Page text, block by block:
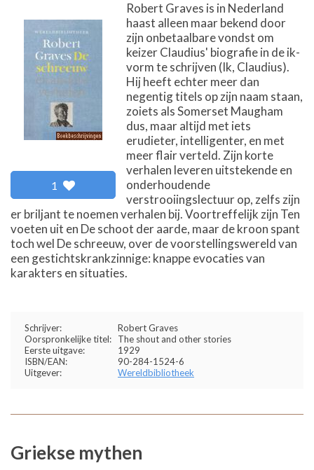
1
Robert Graves is in Nederland
haast alleen maar bekend door
zijn onbetaalbare vondst om
keizer Claudius' biografie in de ik-
vorm te schrijven (Ik, Claudius).
Hij heeft echter meer dan
negentig titels op zijn naam staan,
zoiets als Somerset Maugham
dus, maar altijd met iets
erudieter, intelligenter, en met
meer flair verteld. Zijn korte
verhalen leveren uitstekende en
onderhoudende
verstrooiingslectuur op, zelfs zijn
er briljant te noemen verhalen bij. Voortreffelijk zijn Ten
voeten uit en De schoot der aarde, maar de kroon spant
toch wel De schreeuw, over de voorstellingswereld van
een gestichtskrankzinnige: knappe evocaties van
karakters en situaties.
Schrijver:
Robert Graves
Oorspronkelijke titel:
The shout and other stories
Eerste uitgave:
1929
ISBN/EAN:
90-284-1524-6
Uitgever:
Wereldbibliotheek
Griekse mythen